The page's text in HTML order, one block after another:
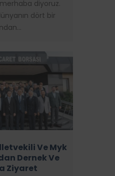
diyoruz.
dört bir
Ve Myk
Dernek Ve
Ziyaret